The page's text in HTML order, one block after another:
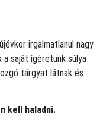
irgalmatlanul nagy
saját ígéretünk súlya
tárgyat látnak és
kell haladni.